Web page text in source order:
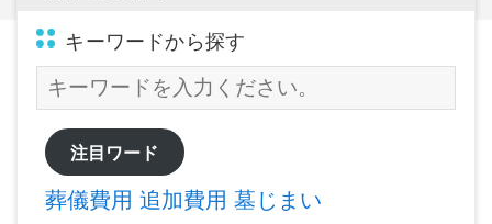
キーワードから探す
注目ワード
葬儀費用 追加費用 墓じまい